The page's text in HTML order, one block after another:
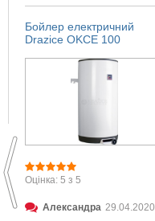
Бойлер електричний
Drazice OKCE 100
Оцінка: 5 з 5
Александра 29.04.2020